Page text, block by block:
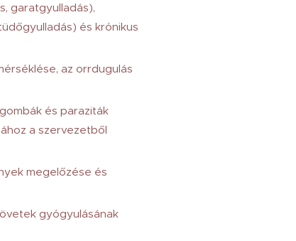
garatgyulladás),
és krónikus
az orrdugulás
és paraziták
a szervezetből
megelőzése és
gyógyulásának